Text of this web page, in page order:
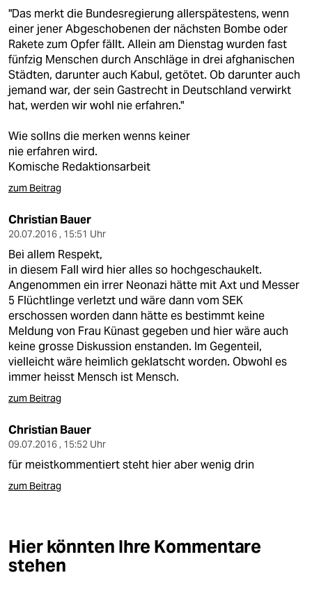
"Das merkt die Bundesregierung allerspätestens, wenn
einer jener Abgeschobenen der nächsten Bombe oder
Rakete zum Opfer fällt. Allein am Dienstag wurden fast
fünfzig Menschen durch Anschläge in drei afghanischen
Städten, darunter auch Kabul, getötet. Ob darunter auch
jemand war, der sein Gastrecht in Deutschland verwirkt
hat, werden wir wohl nie erfahren."
Wie sollns die merken wenns keiner
nie erfahren wird.
Komische Redaktionsarbeit
zum Beitrag
Christian Bauer
20.07.2016 , 15:51 Uhr
Bei allem Respekt,
in diesem Fall wird hier alles so hochgeschaukelt.
Angenommen ein irrer Neonazi hätte mit Axt und Messer
5 Flüchtlinge verletzt und wäre dann vom SEK
erschossen worden dann hätte es bestimmt keine
Meldung von Frau Künast gegeben und hier wäre auch
keine grosse Diskussion enstanden. Im Gegenteil,
vielleicht wäre heimlich geklatscht worden. Obwohl es
immer heisst Mensch ist Mensch.
zum Beitrag
Christian Bauer
09.07.2016 , 15:52 Uhr
für meistkommentiert steht hier aber wenig drin
zum Beitrag
Hier könnten Ihre Kommentare
stehen